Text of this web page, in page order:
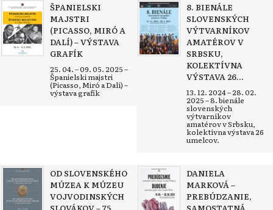
ŠPANIELSKI
MAJSTRI
(PICASSO, MIRÓ A
DALÍ) – VÝSTAVA
GRAFÍK
25. 04. – 09. 05. 2025 –
Španielski majstri
(Picasso, Miró a Dalí) –
výstava grafík
8. BIENÁLE
SLOVENSKÝCH
VÝTVARNÍKOV
AMATÉROV V
SRBSKU,
KOLEKTÍVNA
VÝSTAVA 26...
13. 12. 2024 – 28. 02.
2025 – 8. bienále
slovenských
výtvarníkov
amatérov v Srbsku,
kolektívna výstava 26
umelcov.
OD SLOVENSKÉHO
MÚZEA K MÚZEU
VOJVODINSKÝCH
DANIELA
MARKOVÁ –
PREBÚDZANIE,